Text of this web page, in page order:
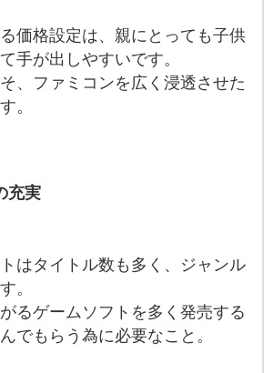
価格設定は、親にとっても子供
手が出しやすいです。
、ファミコンを広く浸透させた
。
充実
はタイトル数も多く、ジャンル
。
るゲームソフトを多く発売する
でもらう為に必要なこと。